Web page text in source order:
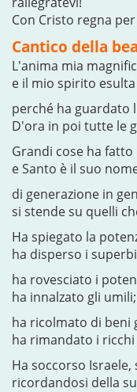
Con Cristo regna
Cantico della
L'anima mia
e il mio spirito
perché ha guardato
D'ora in poi tutte le
Grandi cose ha
e Santo è il suo
di generazione in
si stende su quelli
Ha spiegato la
ha disperso i
ha rovesciato i
ha innalzato gli umili;
ha ricolmato di beni
ha rimandato i
Ha soccorso Israele,
ricordandosi della